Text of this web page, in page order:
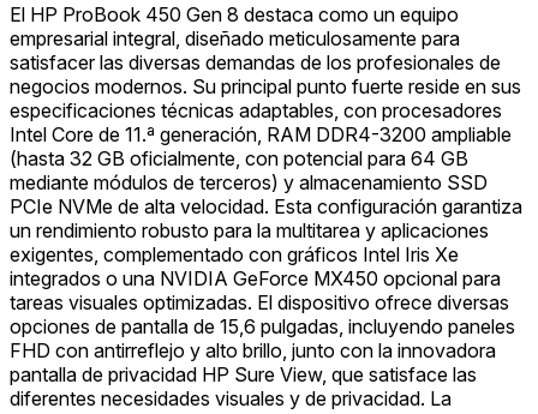
El HP ProBook 450 Gen 8 destaca como un equipo
empresarial integral, diseñado meticulosamente para
satisfacer las diversas demandas de los profesionales de
negocios modernos. Su principal punto fuerte reside en sus
especificaciones técnicas adaptables, con procesadores
Intel Core de 11.ª generación, RAM DDR4-3200 ampliable
(hasta 32 GB oficialmente, con potencial para 64 GB
mediante módulos de terceros) y almacenamiento SSD
PCIe NVMe de alta velocidad. Esta configuración garantiza
un rendimiento robusto para la multitarea y aplicaciones
exigentes, complementado con gráficos Intel Iris Xe
integrados o una NVIDIA GeForce MX450 opcional para
tareas visuales optimizadas. El dispositivo ofrece diversas
opciones de pantalla de 15,6 pulgadas, incluyendo paneles
FHD con antirreflejo y alto brillo, junto con la innovadora
pantalla de privacidad HP Sure View, que satisface las
diferentes necesidades visuales y de privacidad. La